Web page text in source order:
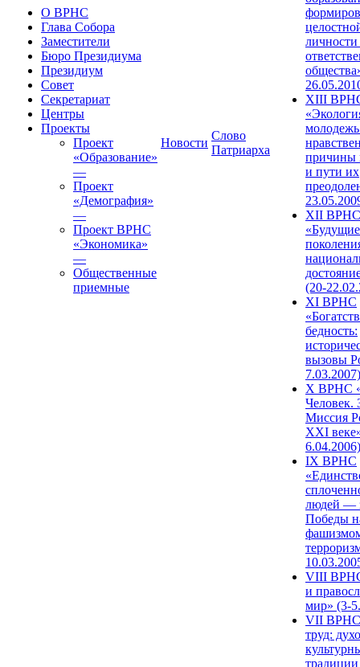
О ВРНС
Глава Собора
Заместители
Бюро Президиума
Президиум
Совет
Секретариат
Центры
Проекты
Проект
«Образование»
—
Проект
«Демография»
—
Проект ВРНС
«Экономика»
—
Общественные
приемные
Новости
Слово
Патриарха
XIII
причины
и пути их
XII ВРНС
«Будущие
(20-
XI ВРНС
бедность:
вызовы
7.03.2007)
X ВРНС
Человек.
Миссия
XXI
6.04.2006)
IX ВРНС
людей —
Победы
VIII
и
мир» (3-
VII ВРНС
труд: